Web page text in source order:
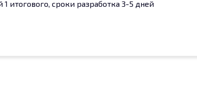
итогового, сроки разработка 3-5 дней